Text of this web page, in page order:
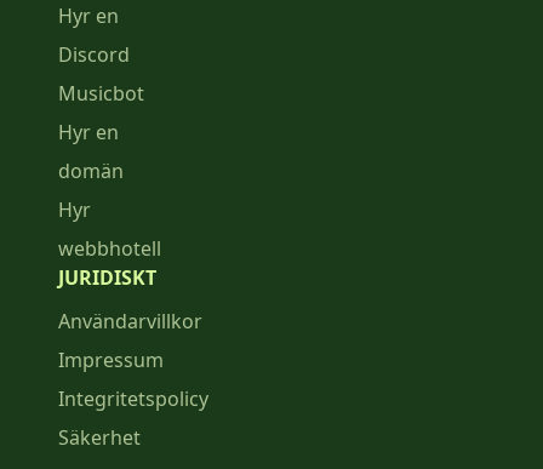
Hyr en
Discord
Musicbot
Hyr en
domän
Hyr
webbhotell
JURIDISKT
Användarvillkor
Impressum
Integritetspolicy
Säkerhet